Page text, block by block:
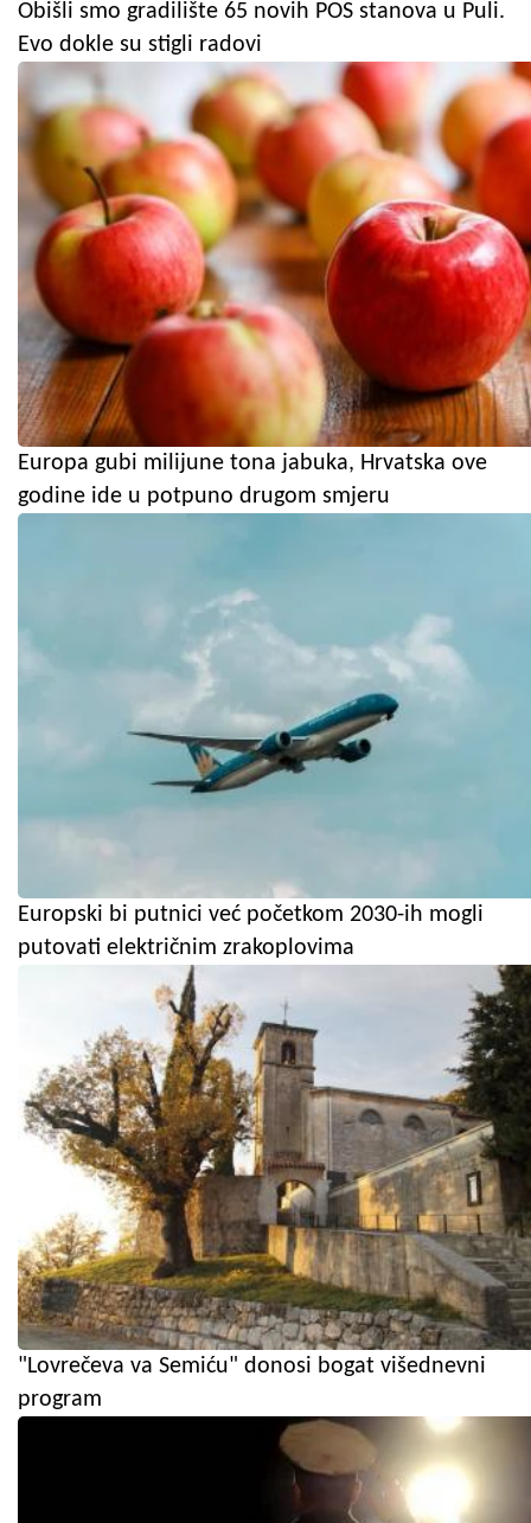
Obišli smo gradilište 65 novih POS stanova u Puli.
Evo dokle su stigli radovi
Europa gubi milijune tona jabuka, Hrvatska ove
godine ide u potpuno drugom smjeru
Europski bi putnici već početkom 2030-ih mogli
putovati električnim zrakoplovima
"Lovrečeva va Semiću" donosi bogat višednevni
program